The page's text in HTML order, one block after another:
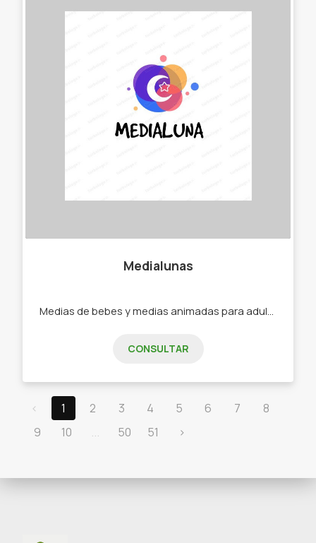
Medialunas
CONSULTAR
‹ 1 2 3 4 5 6 7
8
9
10 ... 50 51 ›